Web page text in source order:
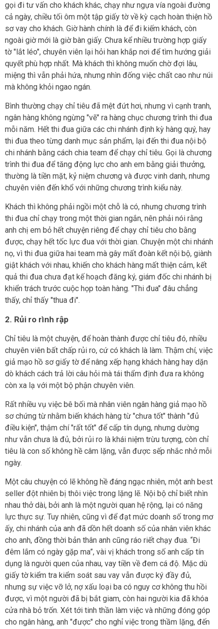
gọi đi tư vấn cho khách khác, chạy như ngựa vía ngoài đường
cả ngày, chiều tối ôm một tập giấy tờ về kỳ cạch hoàn thiện hồ
sơ vay cho khách. Giờ hành chính là để đi kiếm khách, còn
ngoài giờ mới là giờ bàn giấy. Chưa kể nhiều trường hợp giấy
tờ "lắt léo", chuyên viên lại hỏi han khắp nơi để tìm hướng giải
quyết phù hợp nhất. Mà khách thì không muốn chờ đợi lâu,
miệng thì vẫn phải hứa, nhưng nhìn đống việc chất cao như núi
mà không khỏi ngao ngán.
Bình thường chạy chỉ tiêu đã mệt đứt hơi, nhưng vì cạnh tranh,
ngân hàng không ngừng "vẽ" ra hàng chục chương trình thi đua
mỗi năm. Hết thi đua giữa các chi nhánh định kỳ hàng quý, hay
thi đua theo từng danh mục sản phẩm, lại đến thi đua nội bộ
chi nhánh bằng cách chia team để chạy chỉ tiêu. Gọi là chương
trình thi đua để tăng động lực cho anh em bằng giải thưởng,
thường là tiền mặt, kỷ niệm chương và được vinh danh, nhưng
chuyên viên đến khổ với những chương trình kiểu này.
Khách thì không phải ngồi một chỗ là có, nhưng chương trình
thi đua chỉ chạy trong một thời gian ngắn, nên phải nói rằng
anh chị em bỏ hết chuyện riêng để chạy chỉ tiêu cho bằng
được, chạy hết tốc lực đua với thời gian. Chuyện một chi nhánh
nọ, vì thi đua giữa hai team mà gây mất đoàn kết nội bộ, giành
giật khách với nhau, khiến cho khách hàng mất thiện cảm, kết
quả thi đua chưa đạt kế hoạch đăng ký, giám đốc chi nhánh bị
khiển trách trước cuộc họp toàn hàng. "Thi đua" đâu chẳng
thấy, chỉ thấy "thua đi".
2. Rủi ro rình rập
Chỉ tiêu là một chuyện, để hoàn thành được chỉ tiêu đó, nhiều
chuyên viên bất chấp rủi ro, cứ có khách là làm. Thậm chí, việc
giả mạo hồ sơ giấy tờ để nâng xếp hạng khách hàng hay dặn
dò khách cách trả lời câu hỏi mà tái thẩm định đưa ra không
còn xa lạ với một bộ phận chuyên viên.
Rất nhiều vụ việc bê bối mà nhân viên ngân hàng giả mạo hồ
sơ chứng từ nhằm biến khách hàng từ "chưa tốt" thành "đủ
điều kiện", thậm chí "rất tốt" để cấp tín dụng, nhưng dường
như vẫn chưa là đủ, bởi rủi ro là khái niệm trừu tượng, còn chỉ
tiêu là con số không hề câm lặng, vẫn được sếp nhắc nhở mỗi
ngày.
Một câu chuyện có lẽ không hề đáng ngạc nhiên, một anh best
seller đột nhiên bị thôi việc trong lặng lẽ. Nội bộ chỉ biết nhìn
nhau thở dài, bởi anh là một người quan hệ rộng, lại có năng
lực thực sự. Tuy nhiên, cũng vì để đạt mức doanh số trong mơ
ấy, chi nhánh của anh đã dồn hết doanh số của nhân viên khác
cho anh, đồng thời bản thân anh cũng ráo riết chạy đua. “Đi
đêm lắm có ngày gặp ma”, vài vị khách trong số anh cấp tín
dụng là người quen của nhau, vay tiền về đem cá độ. Mặc dù
giấy tờ kiểm tra kiểm soát sau vay vẫn được ký đầy đủ,
nhưng sự việc vỡ lở, nợ xấu loại ba có nguy cơ không thu hồi
được, vì một người đã bị bắt giam, còn hai người kia đã khóa
cửa nhà bỏ trốn. Xét tới tinh thần làm việc và những đóng góp
cho ngân hàng, anh "được" cho nghỉ việc trong thầm lặng, đến